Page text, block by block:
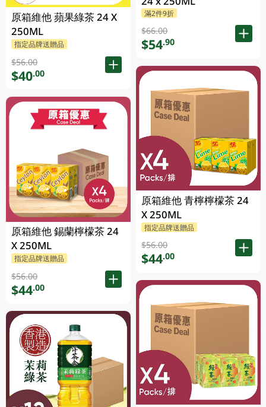
原箱維他 蘋果綠茶 24 X
250ML
指定品牌送贈品
$56.00
$40.00
原箱維他 錫蘭檸檬茶 24
X 250ML
指定品牌送贈品
$56.00
$44.00
滿2件9折
$66.00
$54.90
原箱維他 青檸檸檬茶 24
X 250ML
指定品牌送贈品
$56.00
$44.00